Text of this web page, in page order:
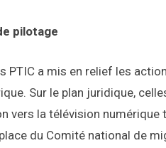
pilotage
PTIC a mis en relief les
Sur le plan juridique,
vers la télévision numérique
du Comité national de